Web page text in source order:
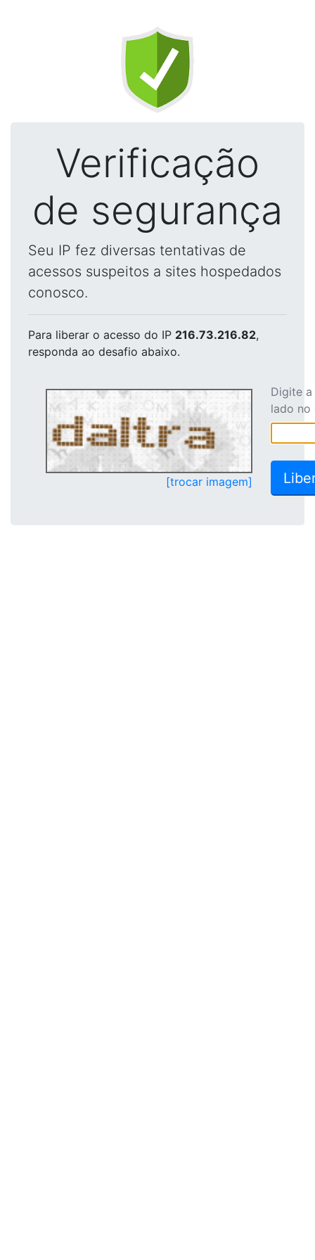
Verificação
de segurança
Seu IP fez diversas tentativas de
acessos suspeitos a sites hospedados
conosco.
Para liberar o acesso do IP 216.73.216.82,
responda ao desafio abaixo.
[trocar imagem]
Digite
lado no